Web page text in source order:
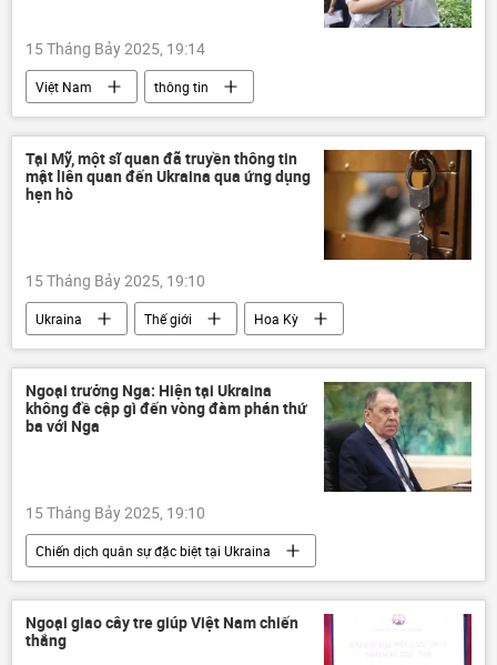
Tổ hợp tên lửa phòng không "Patriot"
Donald Trump
Ukraina
Cuộc khủng hoảng ở Ukraina
Chiến dịch quân sự đặc biệt tại Ukraina
15 Tháng Bảy 2025, 19:14
Việt Nam
thông tin
Kỳ thi tốt nghiệp THPT tại Việt Nam
Bộ Giáo dục và Đào Tạo
sinh học
Hà Nội
Thành phố Hồ Chí Minh
Tại Mỹ, một sĩ quan đã truyền thông tin
mật liên quan đến Ukraina qua ứng dụng
hẹn hò
15 Tháng Bảy 2025, 19:10
Ukraina Thế giới
Hoa Kỳ
Cuộc khủng hoảng ở Ukraina
Quân sự
Pháp luật
Chiến dịch quân sự đặc biệt tại Ukraina
Ngoại trưởng Nga: Hiện tại Ukraina
không đề cập gì đến vòng đàm phán thứ
ba với Nga
15 Tháng Bảy 2025, 19:10
Chiến dịch quân sự đặc biệt tại Ukraina
Nga
Bộ Ngoại giao Nga
Sergey Lavrov
Ukraina
Cuộc khủng hoảng ở Ukraina
Ngoại giao cây tre giúp Việt Nam chiến
thắng